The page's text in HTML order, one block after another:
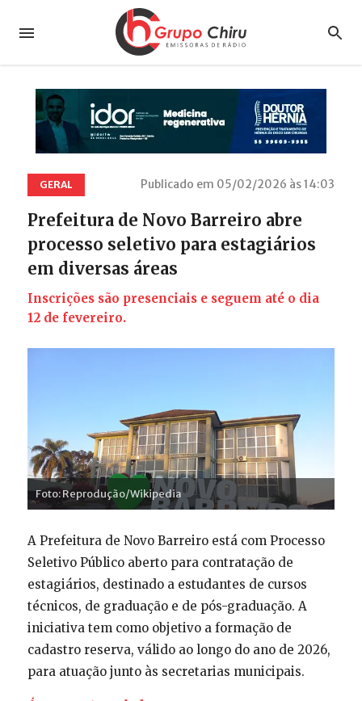
GERAL Publicado em 05/02/2026 às 14:03
Prefeitura de Novo Barreiro abre
processo seletivo para estagiários
em diversas áreas
Inscrições são presenciais e seguem até o dia
12 de fevereiro.
Foto: Reprodução/Wikipedia
A Prefeitura de Novo Barreiro está com Processo
Seletivo Público aberto para contratação de
estagiários, destinado a estudantes de cursos
técnicos, de graduação e de pós-graduação. A
iniciativa tem como objetivo a formação de
cadastro reserva, válido ao longo do ano de 2026,
para atuação junto às secretarias municipais.